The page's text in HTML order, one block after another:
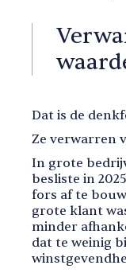
Dat is de
Ze verwarren
In grote
besliste in
fors af te
grote klant
minder
dat te weinig